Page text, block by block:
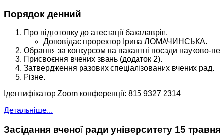
Порядок денний
Про підготовку до атестації бакалаврів.
Доповідає проректор Ірина ЛОМАЧИНСЬКА.
Обрання за конкурсом на вакантні посади науково-
Присвоєння вчених звань (додаток 2).
Затвердження разових спеціалізованих вчених рад.
Різне.
Ідентифікатор Zoom конференції: 815 9327 2314
Детальніше...
Засідання вченої ради університету 15